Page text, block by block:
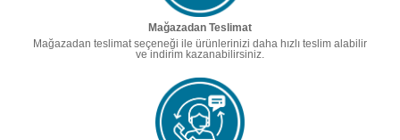
Mağazadan Teslimat
Mağazadan teslimat seçeneği ile ürünlerinizi daha hızlı teslim alabilir
ve indirim kazanabilirsiniz.